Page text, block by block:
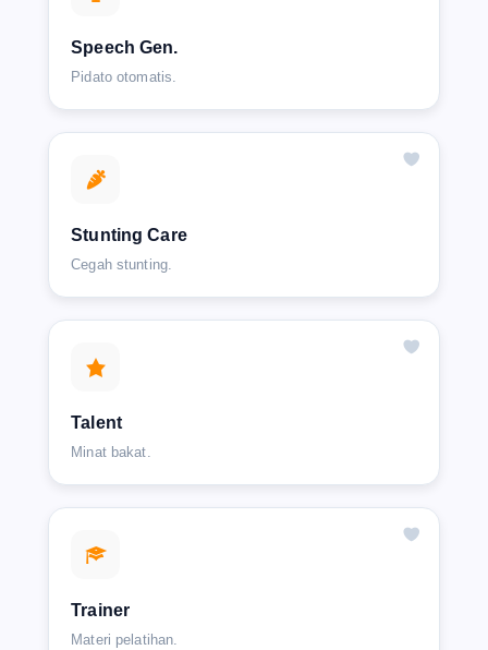
Speech Gen.
Pidato otomatis.
Stunting Care
Cegah stunting.
Talent
Minat bakat.
Trainer
Materi pelatihan.